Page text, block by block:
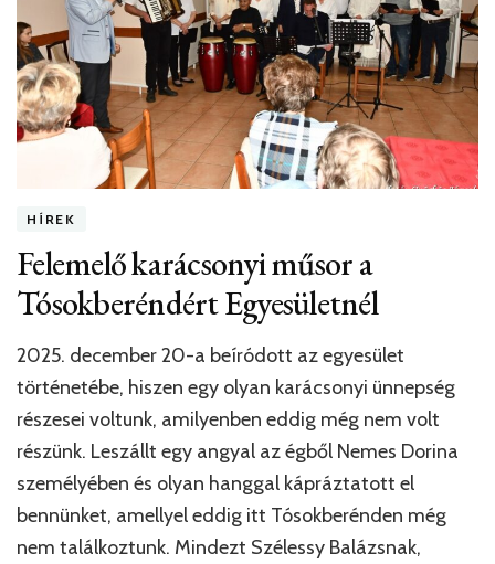
HÍREK
Felemelő karácsonyi műsor a
Tósokberéndért Egyesületnél
2025. december 20-a beíródott az egyesület
történetébe, hiszen egy olyan karácsonyi ünnepség
részesei voltunk, amilyenben eddig még nem volt
részünk. Leszállt egy angyal az égből Nemes Dorina
személyében és olyan hanggal kápráztatott el
bennünket, amellyel eddig itt Tósokberénden még
nem találkoztunk. Mindezt Szélessy Balázsnak,